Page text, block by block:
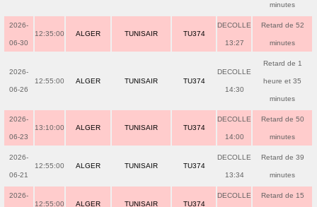
minutes
2026-
06-30
12:35:00 ALGER TUNISAIR TU374
DECOLLE
13:27
Retard de 52
minutes
2026-
06-26
12:55:00 ALGER TUNISAIR TU374
DECOLLE
14:30
Retard de 1
heure et 35
minutes
2026-
06-23
13:10:00 ALGER TUNISAIR TU374
DECOLLE
14:00
Retard de 50
minutes
2026-
06-21
12:55:00 ALGER TUNISAIR TU374
DECOLLE
13:34
Retard de 39
minutes
2026-
12:55:00 ALGER TUNISAIR TU374
DECOLLE Retard de 15